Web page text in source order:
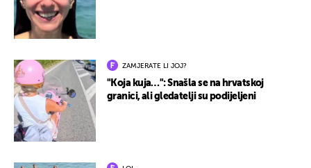
ZAMJERATE LI JOJ?
"Koja kuja…": Snašla se na hrvatskoj
granici, ali gledatelji su podijeljeni